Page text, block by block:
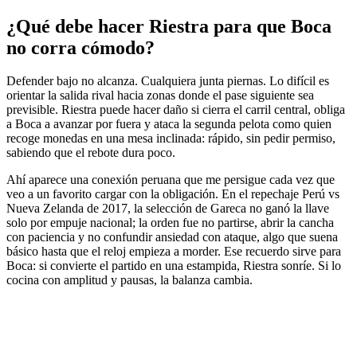
¿Qué debe hacer Riestra para que Boca
no corra cómodo?
Defender bajo no alcanza. Cualquiera junta piernas. Lo difícil es
orientar la salida rival hacia zonas donde el pase siguiente sea
previsible. Riestra puede hacer daño si cierra el carril central, obliga
a Boca a avanzar por fuera y ataca la segunda pelota como quien
recoge monedas en una mesa inclinada: rápido, sin pedir permiso,
sabiendo que el rebote dura poco.
Ahí aparece una conexión peruana que me persigue cada vez que
veo a un favorito cargar con la obligación. En el repechaje Perú vs
Nueva Zelanda de 2017, la selección de Gareca no ganó la llave
solo por empuje nacional; la orden fue no partirse, abrir la cancha
con paciencia y no confundir ansiedad con ataque, algo que suena
básico hasta que el reloj empieza a morder. Ese recuerdo sirve para
Boca: si convierte el partido en una estampida, Riestra sonríe. Si lo
cocina con amplitud y pausas, la balanza cambia.